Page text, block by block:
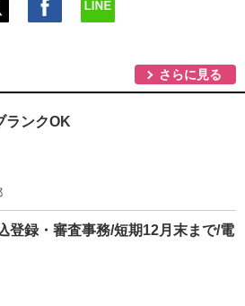
さらに見る
ランクOK
登録・審査事務/短期12月末まで/電